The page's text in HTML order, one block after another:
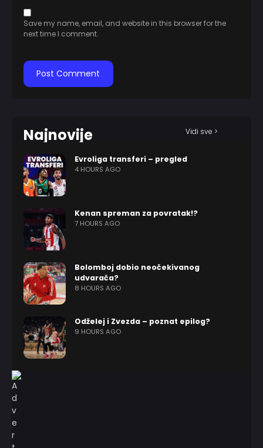
Save my name, email, and website in this browser for the
next time I comment.
Najnovije Vidi sve >
Evroliga transferi – pregled
4 HOURS AGO
Kenan spreman za povratak!?
7 HOURS AGO
Bolomboj dobio neočekivanog
udvarača?
8 HOURS AGO
Odželej i Zvezda – poznat epilog?
9 HOURS AGO